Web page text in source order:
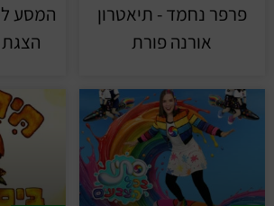
פרפר נחמד - תיאטרון
אורנה פורת
המסע
הצגת